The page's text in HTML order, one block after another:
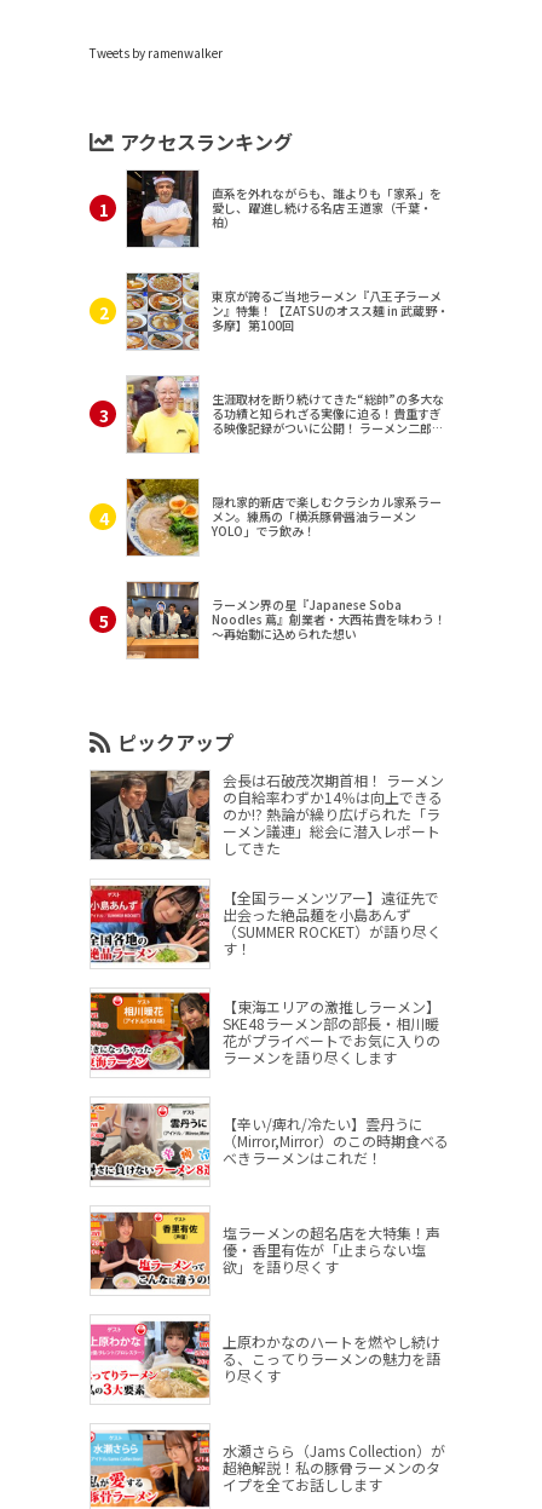
Tweets by ramenwalker
アクセスランキング
直系を外れながらも、誰よりも「家系」を
愛し、躍進し続ける名店 王道家（千葉・
柏）
東京が誇るご当地ラーメン『八王子ラーメ
ン』特集！【ZATSUのオスス麺 in 武蔵野・
多摩】第100回
生涯取材を断り続けてきた“総帥”の多大な
る功績と知られざる実像に迫る！貴重すぎ
る映像記録がついに公開！ ラーメン二郎
隠れ家的新店で楽しむクラシカル家系ラー
メン。練馬の「横浜豚骨醤油ラーメン
YOLO」でラ飲み！
ラーメン界の星『Japanese Soba
Noodles 蔦』創業者・大西祐貴を味わう！
～再始動に込められた想い
ピックアップ
会長は石破茂次期首相！ ラーメン
の自給率わずか14％は向上できる
のか!? 熱論が繰り広げられた「ラ
ーメン議連」総会に潜入レポート
してきた
【全国ラーメンツアー】遠征先で
出会った絶品麺を小島あんず
（SUMMER ROCKET）が語り尽く
す！
【東海エリアの激推しラーメン】
SKE48ラーメン部の部長・相川暖
花がプライベートでお気に入りの
ラーメンを語り尽くします
【辛い/痺れ/冷たい】雲丹うに
（Mirror,Mirror）のこの時期食べる
べきラーメンはこれだ！
塩ラーメンの超名店を大特集！声
優・香里有佐が「止まらない塩
欲」を語り尽くす
上原わかなのハートを燃やし続け
る、こってりラーメンの魅力を語
り尽くす
水瀬さらら（Jams Collection）が
超絶解説！私の豚骨ラーメンのタ
イプを全てお話しします